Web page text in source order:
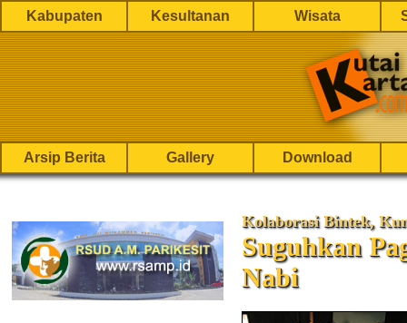
Kabupaten Kesultanan Wisata
Arsip Berita Gallery Download
Kolaborasi Bintek,
Suguhkan
Nabi